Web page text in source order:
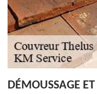
DÉMOUSSAGE